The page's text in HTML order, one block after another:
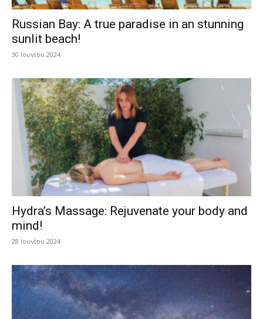
Russian Bay: A true paradise in an stunning
sunlit beach!
30 Ιουνίου 2024
Hydra’s Massage: Rejuvenate your body and
mind!
28 Ιουνίου 2024